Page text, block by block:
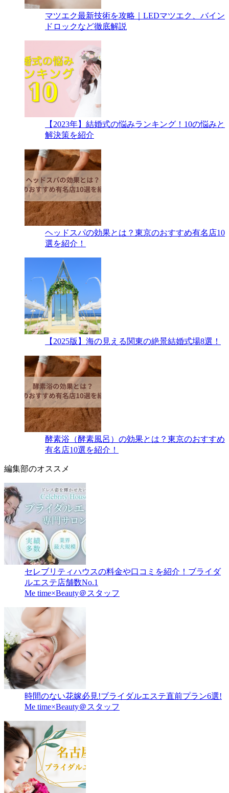
マツエク最新技術を攻略｜LEDマツエク、バイン
ドロックなど徹底解説
【2023年】結婚式の悩みランキング！10の悩みと
解決策を紹介
ヘッドスパの効果とは？東京のおすすめ有名店10
選を紹介！
【2025版】海の見える関東の絶景結婚式場8選！
酵素浴（酵素風呂）の効果とは？東京のおすすめ
有名店10選を紹介！
編集部のオススメ
セレブリティハウスの料金や口コミを紹介！ブライダ
ルエステ店舗数No.1
Me time×Beauty＠スタッフ
時間のない花嫁必見!ブライダルエステ直前プラン6選!
Me time×Beauty＠スタッフ